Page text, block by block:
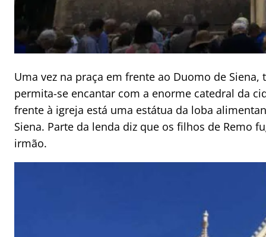
Uma vez na praça em frente ao Duomo de
permita-se encantar com a enorme catedral da
frente à igreja está uma estátua da loba
Siena. Parte da lenda diz que os filhos de Remo
irmão.